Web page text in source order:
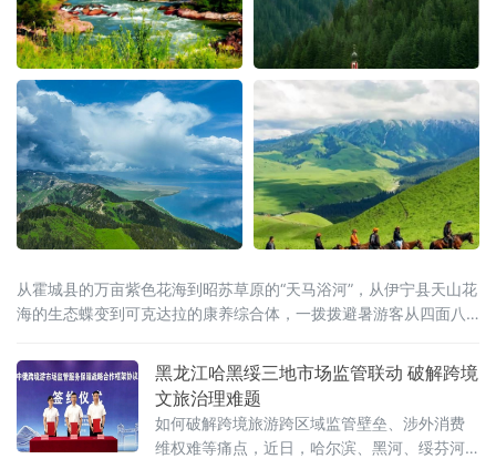
从霍城县的万亩紫色花海到昭苏草原的“天马浴河”，从伊宁县天山花
海的生态蝶变到可克达拉的康养综合体，一拨拨避暑游客从四面八
黑龙江哈黑绥三地市场监管联动 破解跨境
文旅治理难题
如何破解跨境旅游跨区域监管壁垒、涉外消费
维权难等痛点，近日，哈尔滨、黑河、绥芬河